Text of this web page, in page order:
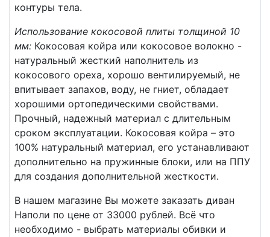
контуры тела.
Использование кокосовой плиты толщиной 10
мм: Кокосовая койра или кокосовое волокно -
натуральный жесткий наполнитель из
кокосового ореха, хорошо вентилируемый, не
впитывает запахов, воду, не гниет, обладает
хорошими ортопедическими свойствами.
Прочный, надежный материал с длительным
сроком эксплуатации. Кокосовая койра – это
100% натуральный материал, его устанавливают
дополнительно на пружинные блоки, или на ППУ
для создания дополнительной жесткости.
В нашем магазине Вы можете заказать диван
Наполи по цене от 33000 рублей. Всё что
необходимо - выбрать материалы обивки и